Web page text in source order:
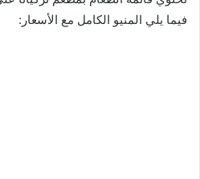
فيما يلي المنيو الكامل مع الأسعار: